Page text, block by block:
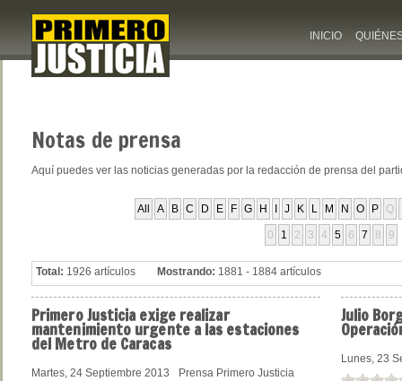
INICIO
Notas de prensa
Aquí puedes ver las noticias generadas por la redacción de prensa del
All A B C D E F G H J K L M N O P Q
0 1 2 3 4 5 6 7 8 9
Total: 1926 artículos Mostrando: 1881 - 1884 artículos
PrimeroJusticia exige realizar
mantenimiento urgente a las estaciones
del Metro de Caracas
Martes, 24 Septiembre 2013
Prensa Primero Justicia
Julio
Lunes, 23